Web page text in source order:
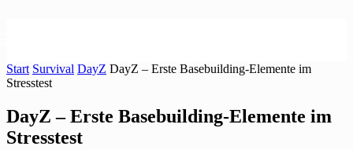
Start Survival DayZ DayZ – Erste Basebuilding-Elemente im
Stresstest
DayZ – Erste Basebuilding-Elemente im
Stresstest